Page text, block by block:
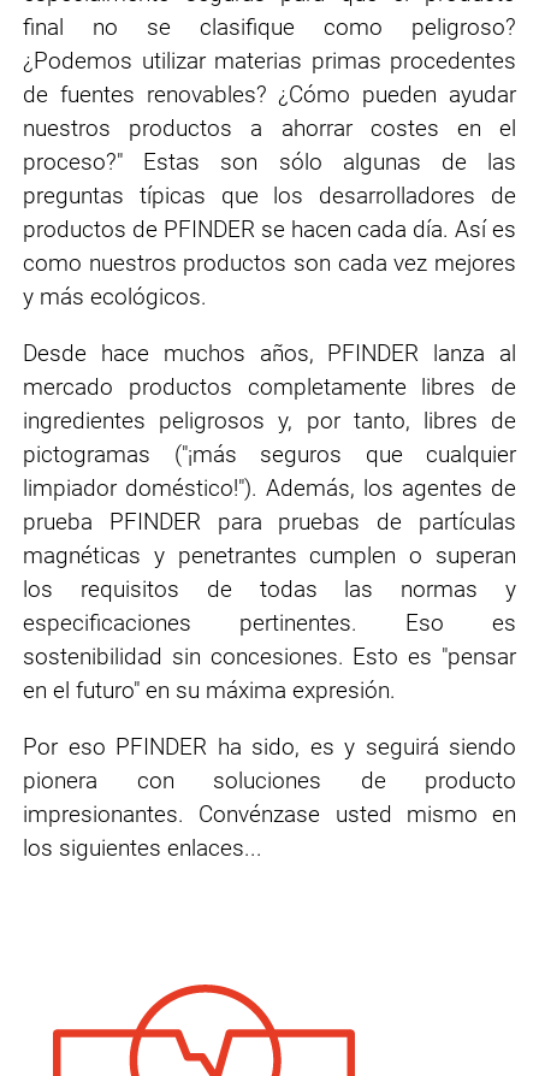
final no se clasifique como peligroso?
¿Podemos utilizar materias primas procedentes
de fuentes renovables? ¿Cómo pueden ayudar
nuestros productos a ahorrar costes en el
proceso?" Estas son sólo algunas de las
preguntas típicas que los desarrolladores de
productos de PFINDER se hacen cada día. Así es
como nuestros productos son cada vez mejores
y más ecológicos.
Desde hace muchos años, PFINDER lanza al
mercado productos completamente libres de
ingredientes peligrosos y, por tanto, libres de
pictogramas (″¡más seguros que cualquier
limpiador doméstico!″). Además, los agentes de
prueba PFINDER para pruebas de partículas
magnéticas y penetrantes cumplen o superan
los requisitos de todas las normas y
especificaciones pertinentes. Eso es
sostenibilidad sin concesiones. Esto es ″pensar
en el futuro″ en su máxima expresión.
Por eso PFINDER ha sido, es y seguirá siendo
pionera con soluciones de producto
impresionantes. Convénzase usted mismo en
los siguientes enlaces...